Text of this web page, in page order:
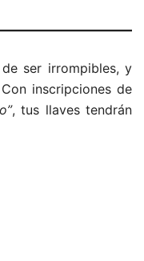
ser irrompibles, y
inscripciones de
, tus llaves tendrán